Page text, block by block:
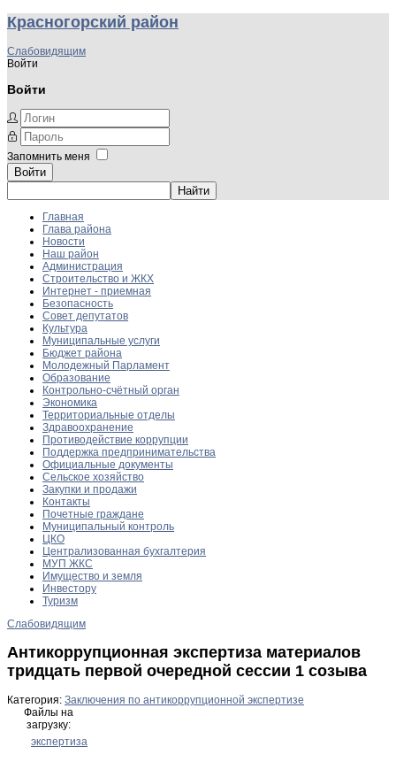
Красногорский район
Слабовидящим
Войти
Войти
Запомнить меня
Войти
Главная
Глава района
Новости
Наш район
Администрация
Строительство и ЖКХ
Интернет - приемная
Безопасность
Совет депутатов
Культура
Муниципальные услуги
Бюджет района
Молодежный Парламент
Образование
Контрольно-счётный орган
Экономика
Территориальные отделы
Здравоохранение
Противодействие коррупции
Поддержка предпринимательства
Официальные документы
Сельское хозяйство
Закупки и продажи
Контакты
Почетные граждане
Муниципальный контроль
ЦКО
Централизованная бухгалтерия
МУП ЖКС
Имущество и земля
Инвестору
Туризм
Слабовидящим
Антикоррупционная экспертиза материалов
тридцать первой очередной сессии 1 cозыва
Категория: Заключения по антикоррупционной экспертизе
Файлы на
загрузку:
экспертиза